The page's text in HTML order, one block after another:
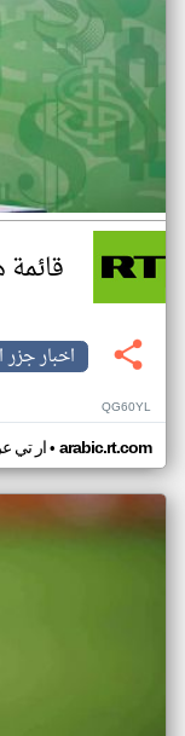
قائمة
اخبار جزر
QG60YL
ار تي• arabic.rt.com